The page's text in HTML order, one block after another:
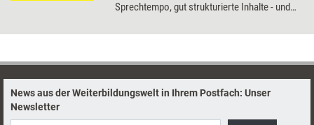
Sprechtempo, gut strukturierte Inhalte - und
liefert Einblicke in die verschiedenen Aspekte
News aus der Weiterbildungswelt in Ihrem Postfach: Unser
Newsletter